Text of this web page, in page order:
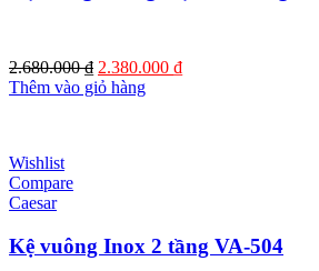
2.680.000₫ Giá
gốc
2.380.000 ₫Giá
Thêm vào giỏ hàng
Wishlist
Compare
Caesar
Kệ vuông Inox 2 tầng VA-504